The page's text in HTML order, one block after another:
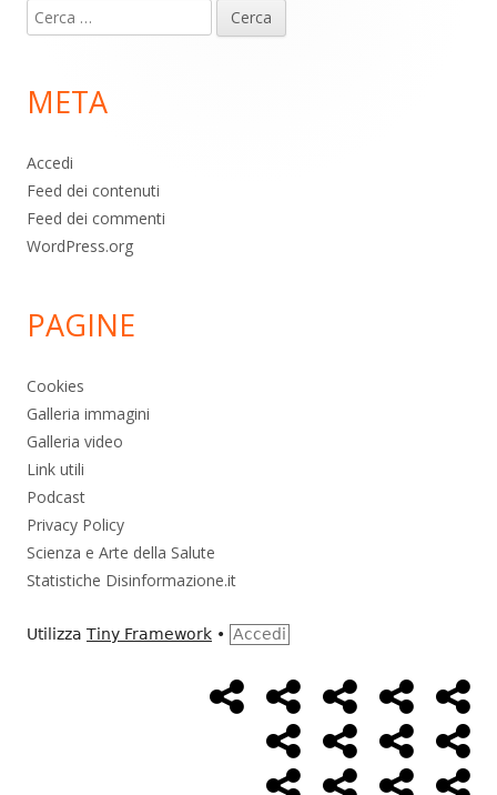
piè
pagina
Ricerca
per:
META
Accedi
Feed dei contenuti
Feed dei commenti
WordPress.org
PAGINE
Cookies
Galleria immagini
Galleria video
Link utili
Podcast
Privacy Policy
Scienza e Arte della Salute
Statistiche Disinformazione.it
Utilizza Tiny Framework • Accedi
MenùHome
Page
Alimentazione
AmbienteBambini
Cancro ControlloEconomia
FarmaciMassoneriaNWO